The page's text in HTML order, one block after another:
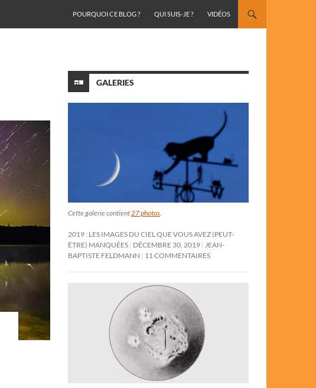
POURQUOI CE BLOG ?
QUI SUIS-JE ? VIDÉOS
GALERIES
Cette galerie contient27 photos.
2019 : LES IMAGES DU CIEL QUE VOUS AVEZ (PEUT-
ÊTRE) MANQUÉES DÉCEMBRE 30, 2019 JEAN-
BAPTISTE FELDMANN
11 COMMENTAIRES